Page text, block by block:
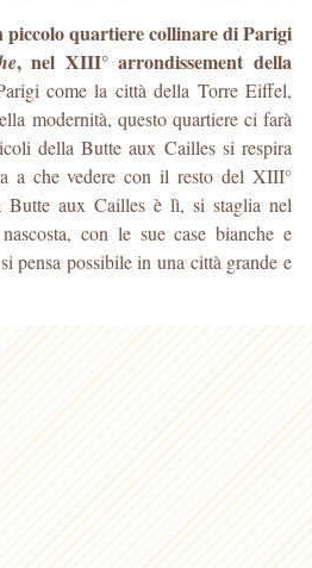
piccolo quartiere collinare di Parigi
, nel XIII° arrondissement della
come la città della TorreEiffel,
modernità, questo quartiere ci farà
della Butte aux Cailles si respira
a che vedere con il resto del XIII°
Butte aux Cailles è lì, si staglia nel
con le sue case bianche e
pensa possibile in una città grande e